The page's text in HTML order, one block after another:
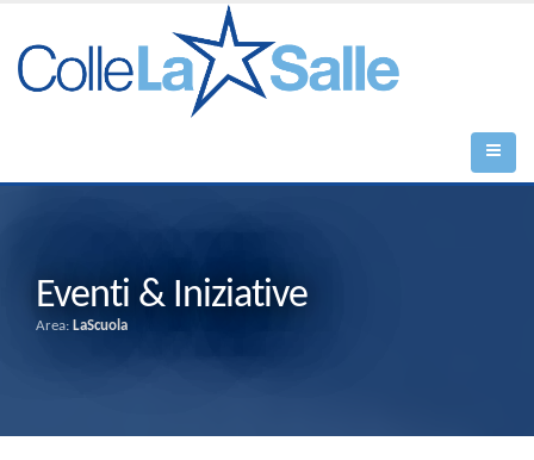
Eventi & Iniziative
Area: LaScuola